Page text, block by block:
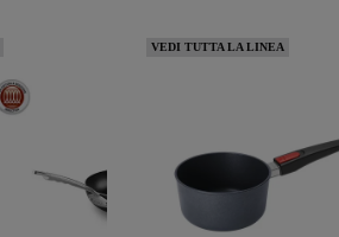
VEDI TUTTA LA LINEA